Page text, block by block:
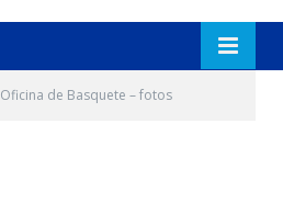
Oficina de Basquete – fotos